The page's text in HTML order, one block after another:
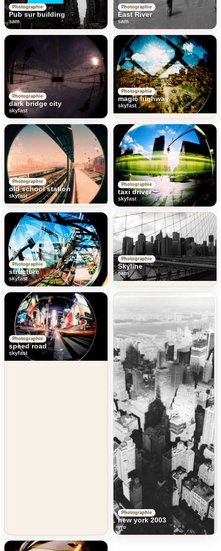
Photographie
Pub sur building
sam
Photographie
East River
sam
Photographie
dark bridge city
skyfast
Photographie
magic highway
skyfast
Photographie
old school station
skyfast
Photographie
taxi driver
skyfast
Photographie
structure
skyfast
Photographie
Skyline
sam
Photographie
speed road
skyfast
Photographie
new york 2003
yro